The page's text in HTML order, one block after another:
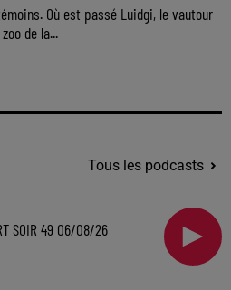
Où est passé Luidgi, le vautour
de la...
Tous les podcasts
SOIR 49 06/08/26